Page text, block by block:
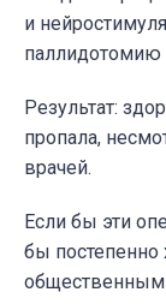
и
паллидотомию
Результат:
пропала,
врачей.
Если бы эти
бы постепенно
общественным